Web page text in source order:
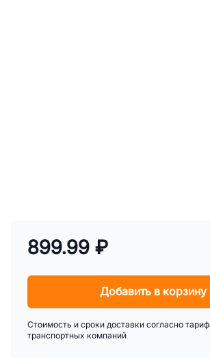
899.99 ₽
Добавить в корзину
Стоимость и сроки доставки согласно
транспортных компаний